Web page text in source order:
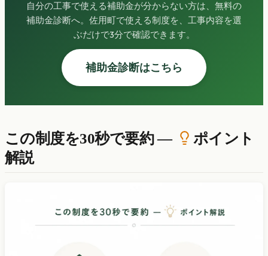
自分の工事で使える補助金が分からない方は、無料の
補助金診断へ。佐用町で使える制度を、工事内容を選
ぶだけで3分で確認できます。
補助金診断はこちら
この制度を30秒で要約 —
ポイント
解説